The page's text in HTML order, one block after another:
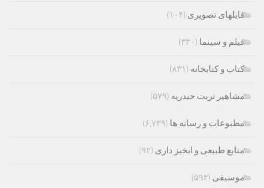
فایلهای تصویری (۱۰۴)
فیلم و سینما (۳۳۰)
کتاب و کتابخانه (۸۳۱)
مشاهیر تربت حیدریه (۵۷۹)
مطبوعات و رسانه ها (۶,۷۳۹)
منابع طبیعی و ابخیز داری (۹۲)
موسیقی (۵۹۳)